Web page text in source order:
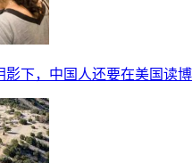
下，中国人还要在美国读